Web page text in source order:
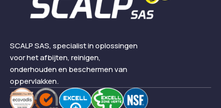
SCALP SAS, specialist in oplossingen
voor het afbijten, reinigen,
onderhouden en beschermen van
oppervlakken.